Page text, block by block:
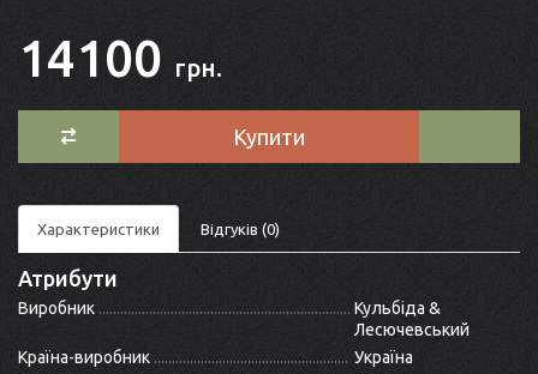
14100 грн.
Купити
Характеристики Відгуків (0)
Атрибути
Виробник
Кульбіда &
Лесючевський
Країна-виробник
Україна